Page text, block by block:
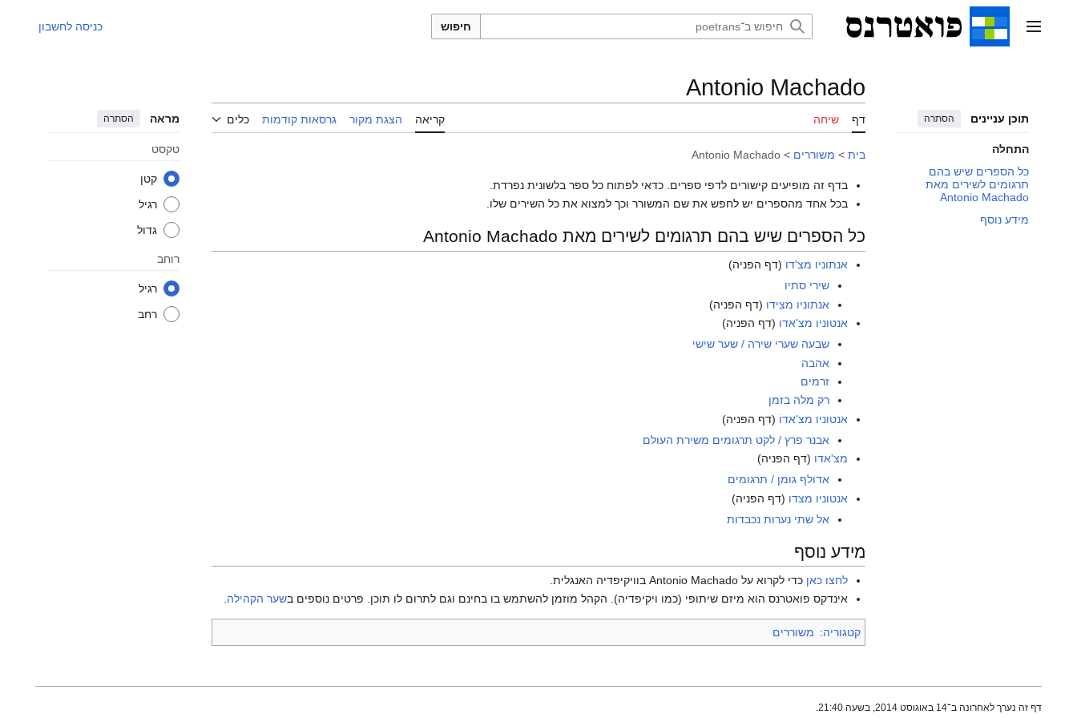
תפריט ראשי חיפוש כניסה לחשבון
תוכן עניינים הסתרה
התחלה
כל הספרים שיש בהם
תרגומים לשירים מאת
Antonio Machado
מידע נוסף
Antonio Machado
דף שיחה קריאה הצגת מקור גרסאות קודמות כלים מראה הסתרה
טקסט
קטן
רגיל
גדול
רוחב
רגיל
רחב
בית > משוררים >
Antonio Machado
בדף זה מופיעים קישורים לדפי ספרים. כדאי לפתוח כל ספר בלשונית נפרדת.
בכל אחד מהספרים יש לחפש את שם המשורר וכך למצוא את כל השירים שלו.
כל הספרים שיש בהם תרגומים לשירים מאת Antonio Machado
אנתוניו מצ'דו (דף הפניה)
שירי סתיו
אנתוניו מצידו (דף הפניה)
אנטוניו מצ'אדו (דף הפניה)
שבעה שערי שירה / שער שישי
אהבה
זרמים
רק מלה בזמן
אנטוניו מצ'אדוֹ (דף הפניה)
אבנר פרץ / לקט תרגומים משירת העולם
מצ'אדו (דף הפניה)
אדולף גומן / תרגומים
אנטוניו מצדו (דף הפניה)
אל שתי נערות נכבדות
מידע נוסף
לחצו כאן כדי לקרוא על Antonio Machado בוויקיפדיה האנגלית.
אינדקס פואטרנס הוא מיזם שיתופי (כמו ויקיפדיה). הקהל מוזמן להשתמש בו בחינם וגם לתרום לו תוכן. פרטים נוספים בשער הקהילה
קטגוריה: משוררים
דף זה נערך לאחרונה ב־14 באוגוסט 2014, בשעה 21:40.